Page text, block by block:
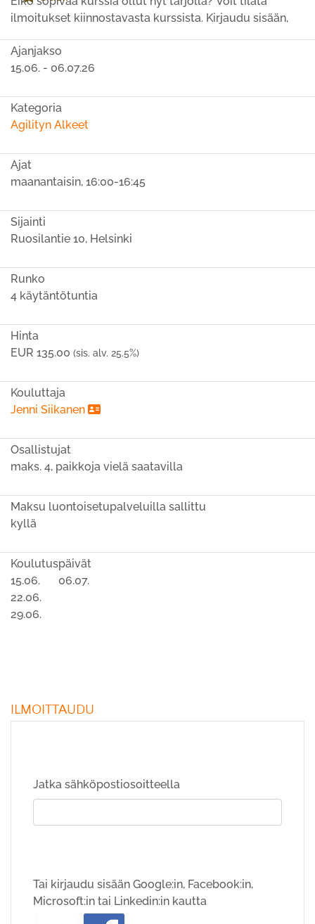
ilmoitukset kiinnostavasta kurssista. Kirjaudu sisään,
kirjanmerkin kuvaa, ja saat ilmoituksen sähköpostiisi,
kun lisäämme kursseja kyseiseen kurssikategoriaan eli
agilityn alkeet- kursseja. Voit tilata useammastakin eri
kategoriasta ilmoitukset samalla tavalla helposti.
Ilmoitukset saat pois päältä samalla tavalla
klikkaamalla kyseistä kirjanmerkkiä uudelleen.
Ajanjakso
15.06. - 06.07.26
Kategoria
Agilityn Alkeet
Ajat
maanantaisin, 16:00-16:45
Sijainti
Ruosilantie 10, Helsinki
Runko
4 käytäntötuntia
Hinta
EUR 135.00 (sis. alv. 25.5%)
Kouluttaja
Jenni Siikanen
Osallistujat
maks. 4, paikkoja vielä saatavilla
Maksu luontoisetupalveluilla sallittu
kyllä
Koulutuspäivät
15.06.
22.06.
29.06.
06.07.
ILMOITTAUDU
Jatka sähköpostiosoitteella
Tai kirjaudu sisään Google:in, Facebook:in,
Microsoft:in tai Linkedin:in kautta